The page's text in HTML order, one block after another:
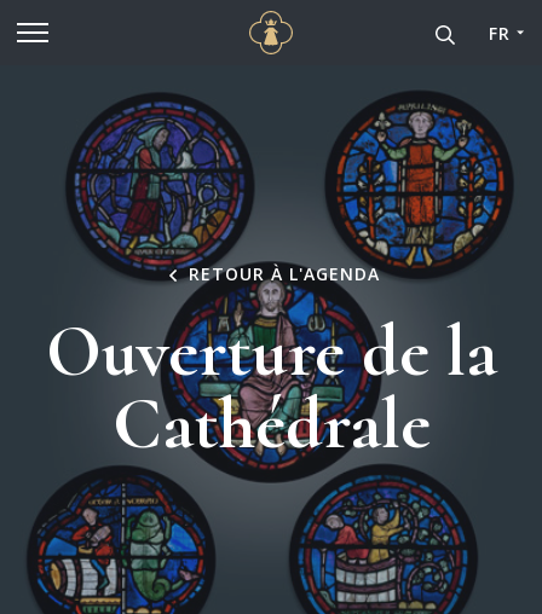
Aller au contenu principal Cathédrale Notre-Dame
FR
RETOUR À L'AGENDA
Ouverture de la
Cathédrale